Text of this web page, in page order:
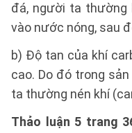
đá, người ta thường
vào nước nóng, sau
b) Độ tan của khí
cao. Do đó trong
ta thường nén khí
Thảo luận 5 trang